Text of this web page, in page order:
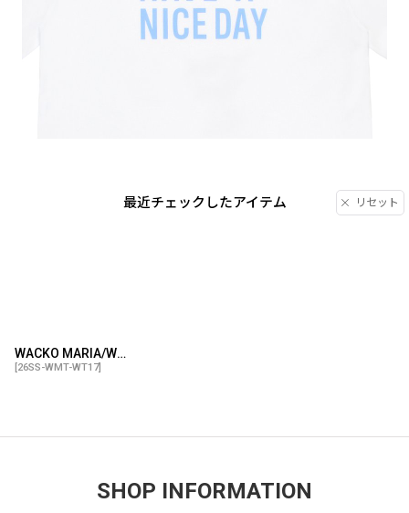
最近チェックしたアイテム リセット
WACKO MARIA/WASHED HEAVY WEIGHT T-SHIRT（WHITE）［プリントT-26春夏］
[26SS-WMT-WT17]
SHOP INFORMATION